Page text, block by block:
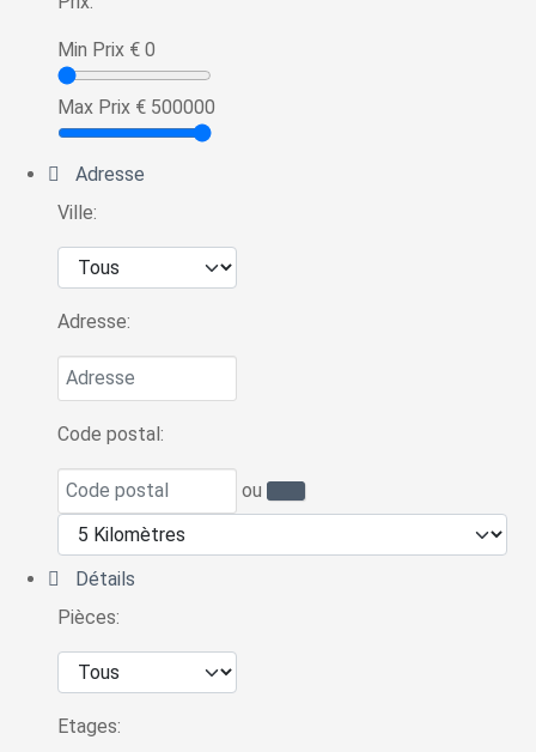
Min Prix € 0
Max Prix € 500000
Adresse
Ville:
Adresse:
Code postal:
ou
Détails
Pièces:
Etages: